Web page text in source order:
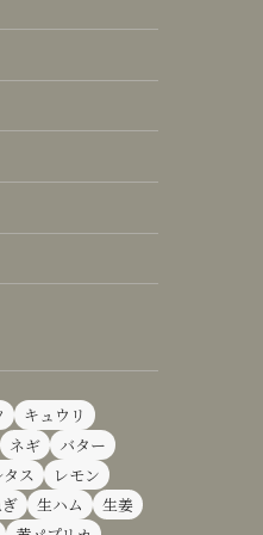
キュウリ
ネギ
バター
タス
レモン
生ハム
生姜